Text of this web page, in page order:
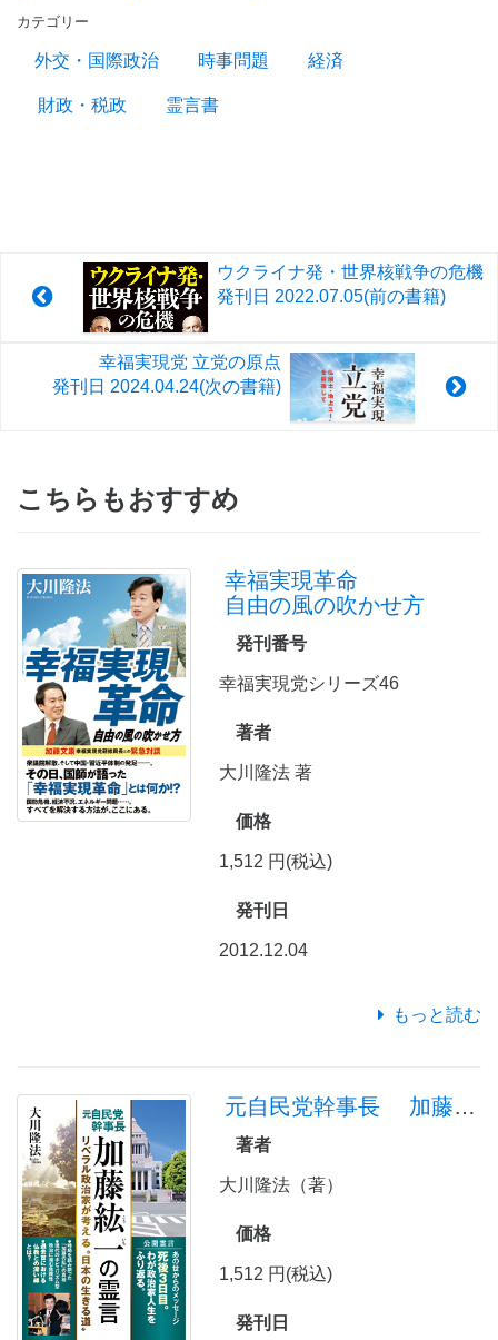
カテゴリー
外交・国際政治 時事問題 経済
財政・税政 霊言書
ウクライナ発・世界核戦争の危機
発刊日 2022.07.05(前の書籍)
幸福実現党 立党の原点
発刊日 2024.04.24(次の書籍)
こちらもおすすめ
幸福実現革命
自由の風の吹かせ方
発刊番号
幸福実現党シリーズ46
著者
大川隆法 著
価格
1,512 円(税込)
発刊日
2012.12.04
もっと読む
元自民党幹事長 加藤紘一の霊言
著者
大川隆法（著）
価格
1,512 円(税込)
発刊日